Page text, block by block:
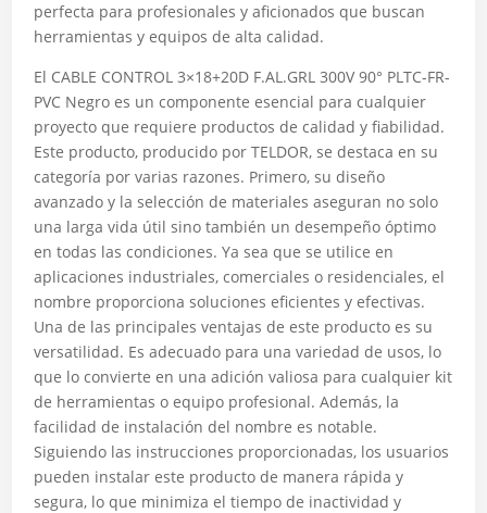
perfecta para profesionales y aficionados que buscan
herramientas y equipos de alta calidad.
El CABLE CONTROL 3×18+20D F.AL.GRL 300V 90° PLTC-FR-
PVC Negro es un componente esencial para cualquier
proyecto que requiere productos de calidad y fiabilidad.
Este producto, producido por TELDOR, se destaca en su
categoría por varias razones. Primero, su diseño
avanzado y la selección de materiales aseguran no solo
una larga vida útil sino también un desempeño óptimo
en todas las condiciones. Ya sea que se utilice en
aplicaciones industriales, comerciales o residenciales, el
nombre proporciona soluciones eficientes y efectivas.
Una de las principales ventajas de este producto es su
versatilidad. Es adecuado para una variedad de usos, lo
que lo convierte en una adición valiosa para cualquier kit
de herramientas o equipo profesional. Además, la
facilidad de instalación del nombre es notable.
Siguiendo las instrucciones proporcionadas, los usuarios
pueden instalar este producto de manera rápida y
segura, lo que minimiza el tiempo de inactividad y